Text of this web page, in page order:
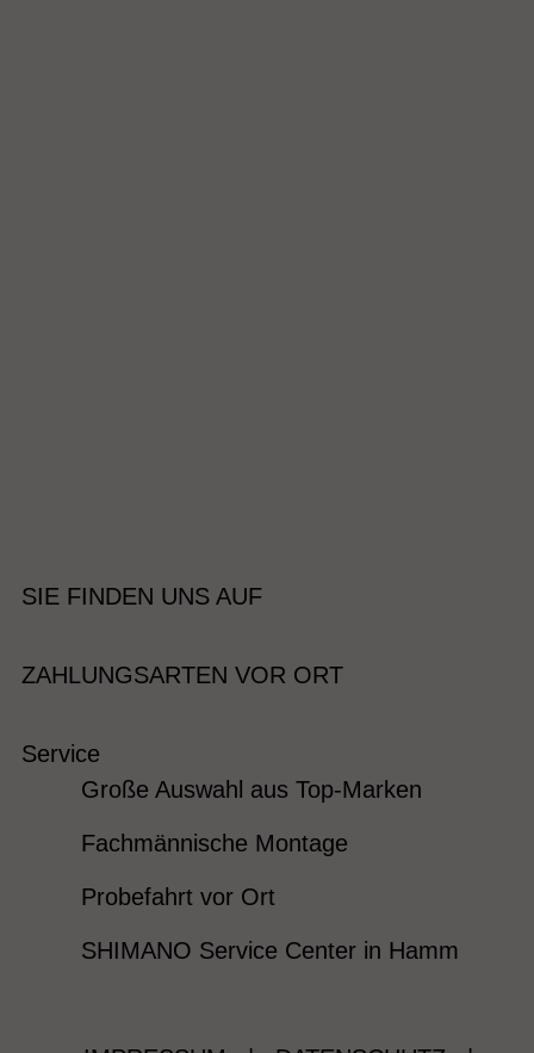
SIE FINDEN UNS AUF
ZAHLUNGSARTEN VOR ORT
Service
Große Auswahl aus Top-Marken
Fachmännische Montage
Probefahrt vor Ort
SHIMANO Service Center in Hamm